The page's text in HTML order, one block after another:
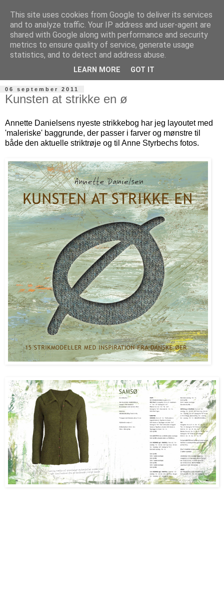
06 september 2011
Kunsten at strikke en ø
Annette Danielsens nyeste strikkebog har jeg layoutet med
'maleriske' baggrunde, der passer i farver og mønstre til
både den aktuelle striktrøje og til Anne Styrbechs fotos.
This site uses cookies from Google to deliver its services
and to analyze traffic. Your IP address and user-agent are
shared with Google along with performance and security
metrics to ensure quality of service, generate usage
statistics, and to detect and address abuse.
LEARN MORE GOT IT